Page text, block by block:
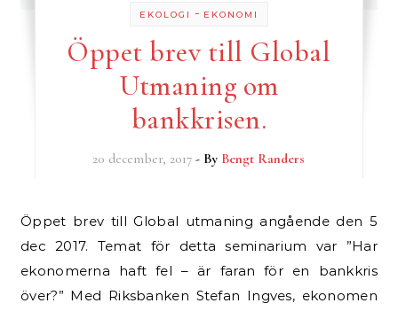
EKOLOGI - EKONOMI
Öppet brev till Global
Utmaning om
bankkrisen.
20 december, 2017 - By Bengt Randers
Öppet brev till Global utmaning angående den 5
dec 2017. Temat för detta seminarium var ”Har
ekonomerna haft fel – är faran för en bankkris
över?” Med Riksbanken Stefan Ingves, ekonomen